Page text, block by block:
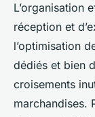
L’organisation
réception et
l’optimisation
dédiés et bien
croisements
marchandises.